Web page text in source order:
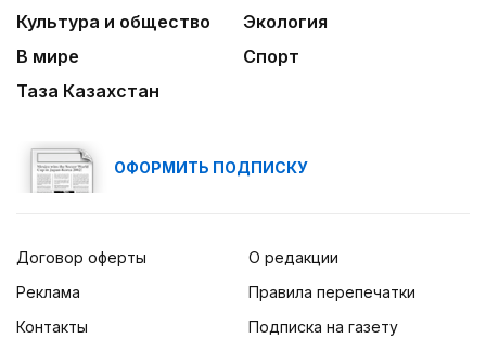
Культура и общество
Экология
В мире
Спорт
Таза Казахстан
ОФОРМИТЬ ПОДПИСКУ
Договор оферты
Реклама
Контакты
О редакции
Правила перепечатки
Подписка на газету